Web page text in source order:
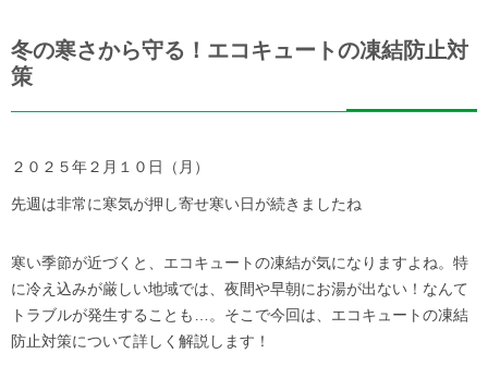
冬の寒さから守る！エコキュートの凍結防止対
策
２０２５年２月１０日（月）
先週は非常に寒気が押し寄せ寒い日が続きましたね
寒い季節が近づくと、エコキュートの凍結が気になりますよね。特
に冷え込みが厳しい地域では、夜間や早朝にお湯が出ない！なんて
トラブルが発生することも…。そこで今回は、エコキュートの凍結
防止対策について詳しく解説します！